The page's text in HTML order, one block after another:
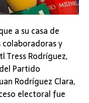
a su casa de
colaboradoras y
Tress Rodríguez,
Partido
Rodríguez Clara,
electoral fue